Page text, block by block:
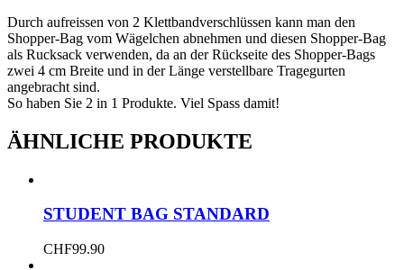
Durch aufreissen von 2 Klettbandverschlüssen kann man den
Shopper-Bag vom Wägelchen abnehmen und diesen Shopper-Bag
als Rucksack verwenden, da an der Rückseite des Shopper-Bags
zwei 4 cm Breite und in der Länge verstellbare Tragegurten
angebracht sind.
So haben Sie 2 in 1 Produkte. Viel Spass damit!
ÄHNLICHE PRODUKTE
STUDENT BAG STANDARD
CHF99.90